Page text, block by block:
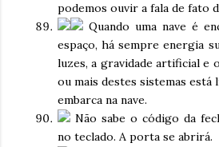
podemos ouvir a fala de fato
Quando uma nave é
espaço, há sempre energia
luzes, a gravidade artificial e
ou mais destes sistemas
embarca na nave.
Não sabe o código da
no teclado. A porta se abrirá.